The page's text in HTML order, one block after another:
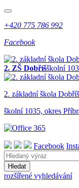
+420 775 786 992
Facebook
2. ZŠ Dobříšškolní
2. základníškola Dobříš
školní 1035, okres
Facebook
Hledat
rozšířené vyhledávání